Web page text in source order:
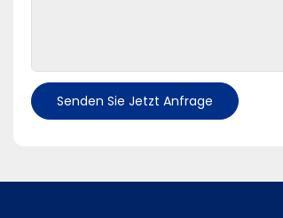
Senden Sie Jetzt Anfrage